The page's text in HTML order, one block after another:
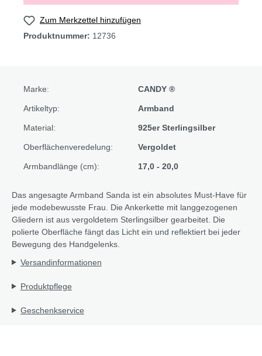
Zum Merkzettel hinzufügen
Produktnummer: 12736
Marke: CANDY ®
Artikeltyp: Armband
Material: 925er Sterlingsilber
Oberflächenveredelung: Vergoldet
Armbandlänge (cm): 17,0 - 20,0
Das angesagte Armband Sanda ist ein absolutes Must-Have für
jede modebewusste Frau. Die Ankerkette mit langgezogenen
Gliedern ist aus vergoldetem Sterlingsilber gearbeitet. Die
polierte Oberfläche fängt das Licht ein und reflektiert bei jeder
Bewegung des Handgelenks.
Versandinformationen
Produktpflege
Geschenkservice